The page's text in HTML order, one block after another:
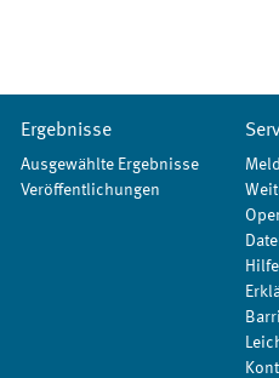
Ergebnisse
Ausgewählte Ergebnisse
Veröffentlichungen
Hilfe